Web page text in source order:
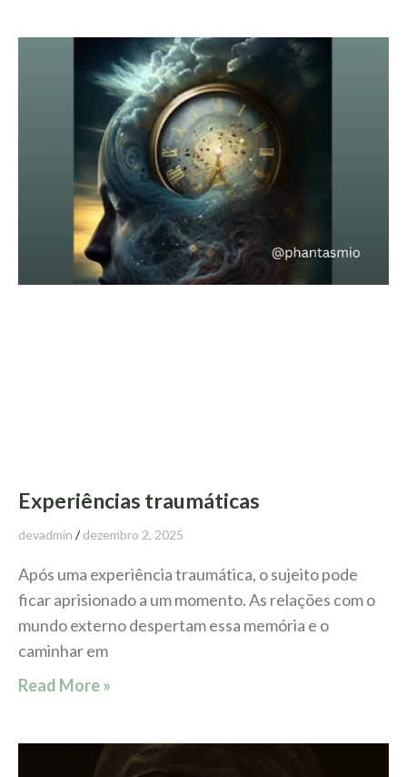
Experiências traumáticas
devadmin dezembro 2, 2025
Após uma experiência traumática, o sujeito pode
ficar aprisionado a um momento. As relações com o
mundo externo despertam essa memória e o
caminhar em
Read More »